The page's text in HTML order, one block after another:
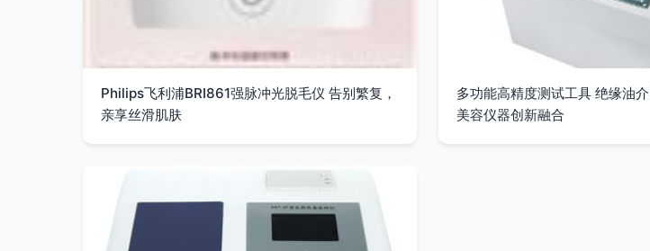
Philips飞利浦BRI861强脉冲光脱毛仪 告别繁复，
亲享丝滑肌肤
多功能高精度测试工具 绝缘油
美容仪器创新融合